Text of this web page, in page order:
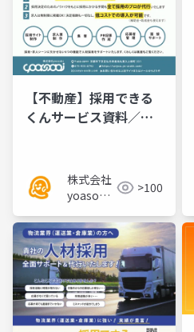
【不動産】採用できる
くんサービス資料／チ
株式会社
yoasobi
ナー様
>100